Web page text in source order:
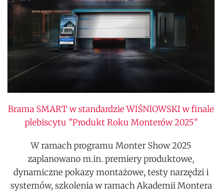
Brama SMART w standardzie WIŚNIOWSKI w finale
plebiscytu ”Produkt Roku Monterów 2025”
W ramach programu Monter Show 2025
zaplanowano m.in. premiery produktowe,
dynamiczne pokazy montażowe, testy narzędzi i
systemów, szkolenia w ramach Akademii Montera